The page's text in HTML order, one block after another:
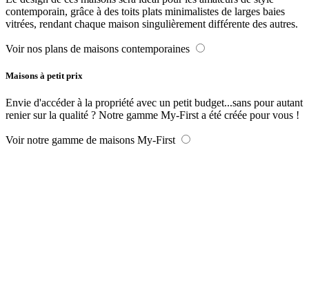
contemporain, grâce à des toits plats minimalistes de larges baies
vitrées, rendant chaque maison singulièrement différente des autres.
Voir nos plans de maisons contemporaines
Maisons à petit prix
Envie d'accéder à la propriété avec un petit budget...sans pour autant
renier sur la qualité ? Notre gamme My-First a été créée pour vous !
Voir notre gamme de maisons My-First